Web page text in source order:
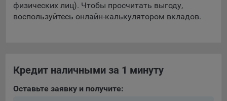
выявлять трудности, возникающие при использовании
сайта, а также позволяют оценить эффективность
9.5. Файлы cookie, применяемые для определения целевой
аудитории и в рекламных целях, например Яндекс.Метрика,
физических лиц). Чтобы просчитать выгоду,
воспользуйтесь онлайн-калькулятором вкладов.
Кредит наличными за 1 минуту
Оставьте заявку и получите: